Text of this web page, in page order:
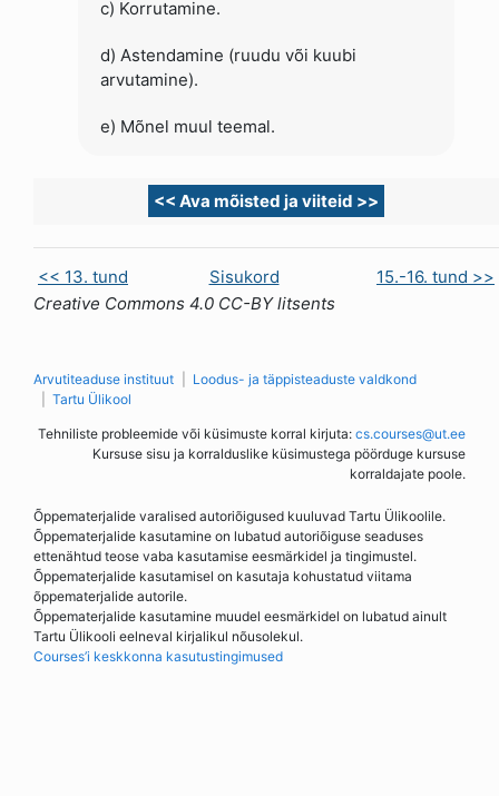
c) Korrutamine.
d) Astendamine (ruudu või kuubi
arvutamine).
e) Mõnel muul teemal.
<< Ava mõisted ja viiteid >>
<< 13. tund Sisukord
15.-16. tund >>
Creative Commons 4.0 CC-BY litsents
Arvutiteaduse instituut
Loodus- ja täppisteaduste valdkond
Tartu Ülikool
Tehniliste probleemide või küsimuste korral kirjuta: cs.courses@ut.ee
Kursuse sisu ja korralduslike küsimustega pöörduge kursuse
korraldajate poole.
Õppematerjalide varalised autoriõigused kuuluvad Tartu Ülikoolile.
Õppematerjalide kasutamine on lubatud autoriõiguse seaduses
ettenähtud teose vaba kasutamise eesmärkidel ja tingimustel.
Õppematerjalide kasutamisel on kasutaja kohustatud viitama
õppematerjalide autorile.
Õppematerjalide kasutamine muudel eesmärkidel on lubatud ainult
Tartu Ülikooli eelneval kirjalikul nõusolekul.
Courses’i keskkonna kasutustingimused